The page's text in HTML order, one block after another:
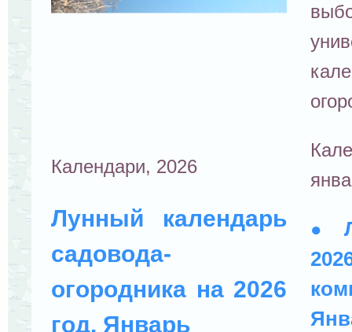
Календари, 2026
Лунный календарь
садовода-
огородника на 2026
год. Январь
●